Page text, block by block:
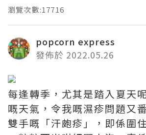
瀏覽次數:17716
popcorn express
發佈於 2022.05.26
每逢轉季，尤其是踏入夏天
嘅天氣，令我嘅濕疹問題又
雙手嘅「汗皰疹」，即係圍